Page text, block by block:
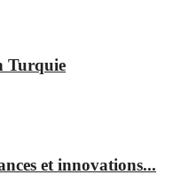
Turquie
et innovations...